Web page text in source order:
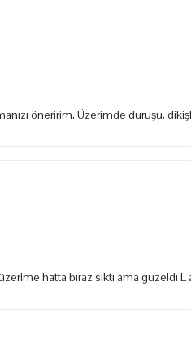
öneririm. Üzerimde duruşu,
hatta bıraz sıktı ama guzeldı L